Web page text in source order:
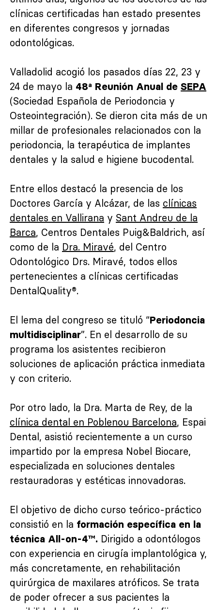
clínicas certificadas han estado presentes
en diferentes congresos y jornadas
odontológicas.
Valladolid acogió los pasados días 22, 23 y
24 de mayo la 48ª Reunión Anual de SEPA
(Sociedad Española de Periodoncia y
Osteointegración). Se dieron cita más de un
millar de profesionales relacionados con la
periodoncia, la terapéutica de implantes
dentales y la salud e higiene bucodental.
Entre ellos destacó la presencia de los
Doctores García y Alcázar, de las clínicas
dentales en Vallirana y Sant Andreu de la
Barca, Centros Dentales Puig&Baldrich, así
como de la Dra. Miravé, del Centro
Odontológico Drs. Miravé, todos ellos
pertenecientes a clínicas certificadas
DentalQuality®.
El lema del congreso se tituló “Periodoncia
multidisciplinar”. En el desarrollo de su
programa los asistentes recibieron
soluciones de aplicación práctica inmediata
y con criterio.
Por otro lado, la Dra. Marta de Rey, de la
clínica dental en Poblenou Barcelona, Espai
Dental, asistió recientemente a un curso
impartido por la empresa Nobel Biocare,
especializada en soluciones dentales
restauradoras y estéticas innovadoras.
El objetivo de dicho curso teórico-práctico
consistió en la formación específica en la
técnica All-on-4™. Dirigido a odontólogos
con experiencia en cirugía implantológica y,
más concretamente, en rehabilitación
quirúrgica de maxilares atróficos. Se trata
de poder ofrecer a sus pacientes la